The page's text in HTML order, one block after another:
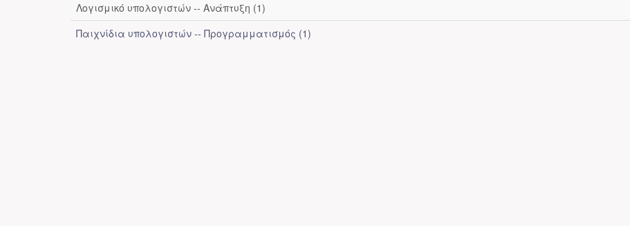
Λογισμικό υπολογιστών -- Ανάπτυξη (1)
Παιχνίδια υπολογιστών -- Προγραμματισμός (1)